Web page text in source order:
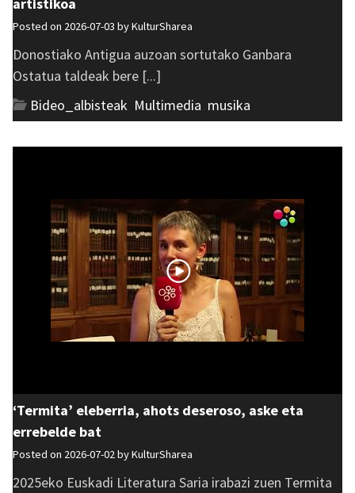
artistikoa
Posted on 2026-07-03 byKulturSharea
Donostiako Antigua auzoan sortutako Ganbara
Ostatua taldeak bere [...]
Bideo_albisteak Multimedia musika
‘Termita’ eleberria, ahots deseroso, aske eta
errebelde bat
Posted on 2026-07-02 byKulturSharea
2025eko Euskadi Literatura Saria irabazi zuen Termita